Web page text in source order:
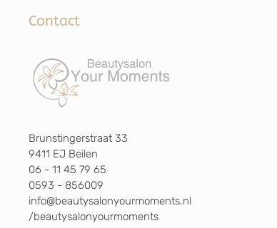
Contact
Brunstingerstraat 33
9411 EJ Beilen
06 - 11 45 79 65
0593 - 856009
info@beautysalonyourmoments.nl
/beautysalonyourmoments